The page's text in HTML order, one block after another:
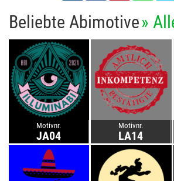
Beliebte Abimotive»
Motivnr.
JA04
Motivnr.
LA14